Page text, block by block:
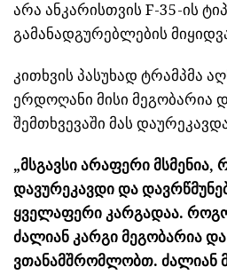
არა ანკარისთვის F-35-ის
გამანადგურებლების
კითხვის პასუხად ტრამპმა
ერდოღანი მისი მეგობარია
შემთხვევაში მას
„მსგავსი არაფერი მსმენია,
დავურეკავდი და
ყველაფერი კარგადაა.
ძალიან კარგი მეგობარია
ვთანამშრომლობთ. ძალიან